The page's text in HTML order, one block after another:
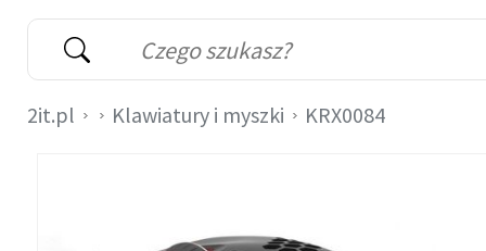
Wyszukiwarka
Słowo kluczowe
2it.pl Klawiatury i myszki KRX0084